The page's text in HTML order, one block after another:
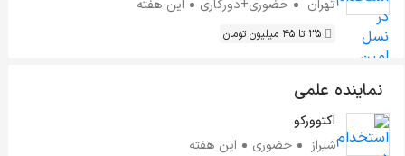
تهران
حضوری+دورکاری این هفته
35 تا 45 میلیون تومان
نماینده علمی
اکتوورکو
شیراز
حضوری این هفته